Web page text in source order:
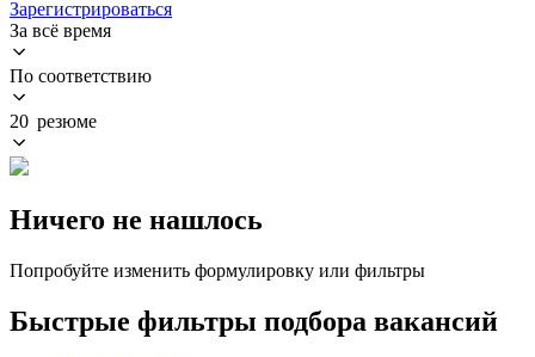
Зарегистрироваться
За всё время
По соответствию
20 резюме
Ничего не нашлось
Попробуйте изменить формулировку или фильтры
Быстрые фильтры подбора вакансий